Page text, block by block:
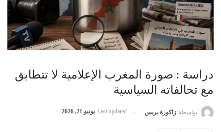
دراسة : صورة المغرب الإعلامية لا تتطابق
مع تحالفاته السياسية
بواسطة زاكورة بريس Last updated يونيو 21, 2026